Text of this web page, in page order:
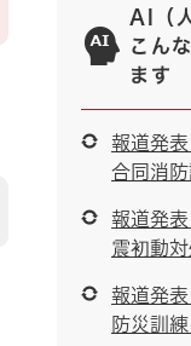
AI（
こん
ます
報道発
合同消防
報道発
震初動対
報道発
防災訓